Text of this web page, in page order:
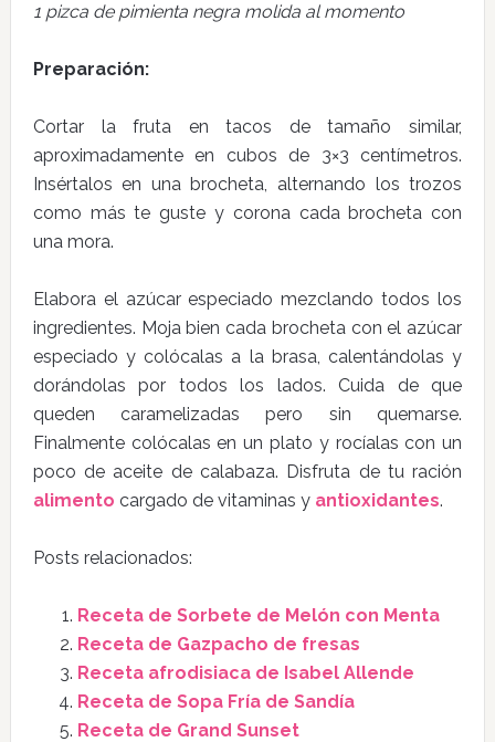
1 pizca de pimienta negra molida al momento
Preparación:
Cortar la fruta en tacos de tamaño similar,
aproximadamente en cubos de 3×3 centímetros.
Insértalos en una brocheta, alternando los trozos
como más te guste y corona cada brocheta con
una mora.
Elabora el azúcar especiado mezclando todos los
ingredientes. Moja bien cada brocheta con el azúcar
especiado y colócalas a la brasa, calentándolas y
dorándolas por todos los lados. Cuida de que
queden caramelizadas pero sin quemarse.
Finalmente colócalas en un plato y rocíalas con un
poco de aceite de calabaza. Disfruta de tu ración
alimento cargado de vitaminas yantioxidantes.
Posts relacionados:
Receta de Sorbete de Melón con Menta
Receta de Gazpacho de fresas
Receta afrodisiaca de Isabel Allende
Receta de Sopa Fría de Sandía
Receta de Grand Sunset